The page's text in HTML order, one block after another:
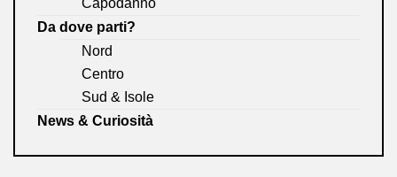
Capodanno
Da dove parti?
Nord
Centro
Sud & Isole
News & Curiosità